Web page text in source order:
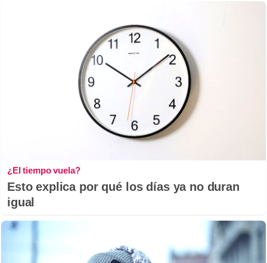
¿El tiempo vuela?
Esto explica por qué los días ya no duran
igual